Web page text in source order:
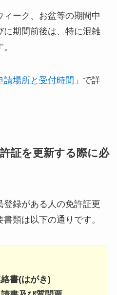
ーク、お盆等の期間中
に期間前後は、特に混雑
請場所と受付時間 」で詳
証を更新する際に必
録がある人の免許証更
類は以下の通りです。
書(はがき)